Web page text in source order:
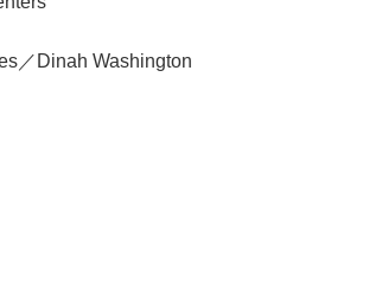
／Dinah Washington